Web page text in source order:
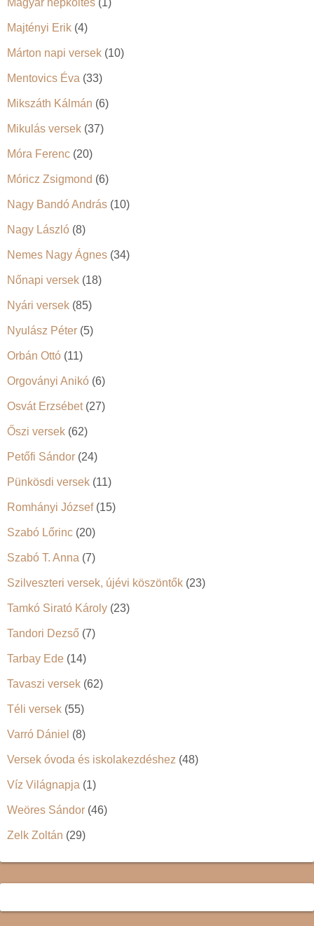
Majtényi Erik (4)
Márton napi versek (10)
Mentovics Éva (33)
Mikszáth Kálmán (6)
Mikulás versek (37)
Móra Ferenc (20)
Móricz Zsigmond (6)
Nagy Bandó András (10)
Nagy László (8)
Nemes Nagy Ágnes (34)
Nőnapi versek (18)
Nyári versek (85)
Nyulász Péter (5)
Orbán Ottó (11)
Orgoványi Anikó (6)
Osvát Erzsébet(27)
Őszi versek (62)
Petőfi Sándor (24)
Pünkösdi versek (11)
Romhányi József(15)
Szabó Lőrinc (20)
Szabó T. Anna (7)
Szilveszteri versek, újévi köszöntők (23)
Tamkó Sirató Károly (23)
Tandori Dezső (7)
Tarbay Ede (14)
Tavaszi versek (62)
Téli versek (55)
Varró Dániel (8)
Versek óvoda és iskolakezdéshez (48)
Víz Világnapja (1)
Weöres Sándor (46)
Zelk Zoltán (29)